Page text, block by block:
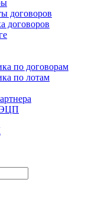
договоров
договоров
по договорам
по лотам
ЭЦП